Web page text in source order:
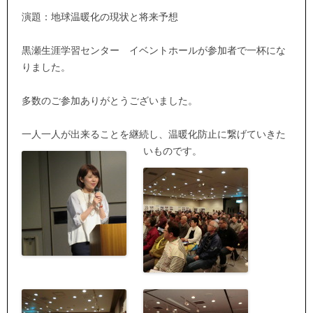
演題：地球温暖化の現状と将来予想
黒瀬生涯学習センター イベントホールが参加者で一杯にな
りました。
多数のご参加ありがとうございました。
一人一人が出来ることを継続し、温暖化防止に繋げていきた
いものです。